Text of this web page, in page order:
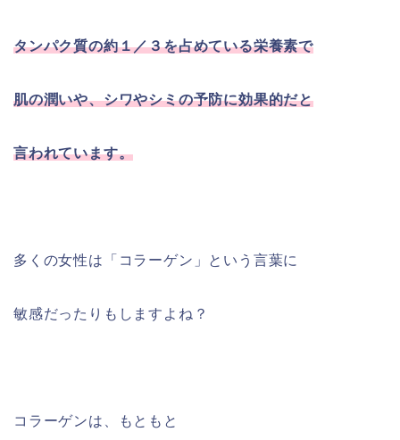
タンパク質の約１／３を占めている栄養素で
肌の潤いや、シワやシミの予防に効果的だと
言われています。
多くの女性は「コラーゲン」という言葉に
敏感だったりもしますよね？
コラーゲンは、もともと